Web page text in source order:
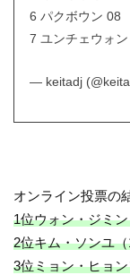
6 パクボウン 08
7 ユンチェウォ
— keitadj
オンライン投票の
1位ウォン・ジミ
2位キム・ソンユ
3位ミョン・ヒョ